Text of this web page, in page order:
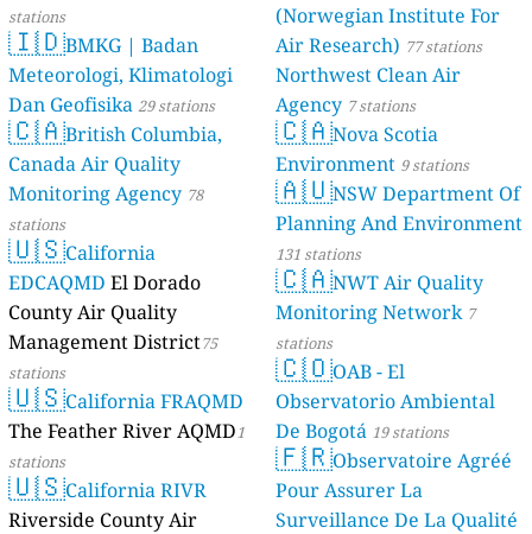
stations
🇮🇩BMKG | Badan
Meteorologi, Klimatologi
Dan Geofisika 29 stations
🇨🇦British Columbia,
Canada Air Quality
Monitoring Agency 78
stations
🇺🇸California
EDCAQMD El Dorado
County Air Quality
Management District75
stations
🇺🇸California FRAQMD
The Feather River AQMD1
stations
🇺🇸California RIVR
Riverside County Air
(Norwegian Institute For
Air Research) 77 stations
Northwest Clean Air
Agency 7 stations
🇨🇦Nova Scotia
Environment 9 stations
🇦🇺NSW Department Of
Planning And Environment
131 stations
🇨🇦NWT Air Quality
Monitoring Network 7
stations
🇨🇴OAB - El
Observatorio Ambiental
De Bogotá 19 stations
🇫🇷Observatoire Agréé
Pour Assurer La
Surveillance De La Qualité